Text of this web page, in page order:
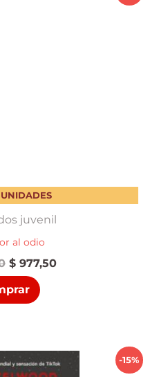
juvenil
al odio
El
precio
original
era:
$ 977,50El
-15%